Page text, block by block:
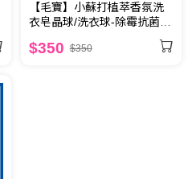
【毛寶】小蘇打植萃香氛洗
衣皂晶球/洗衣球-除霉抗菌25
$350 $350